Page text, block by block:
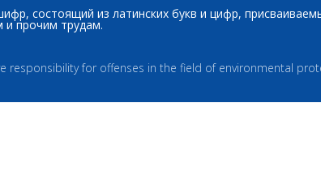
состоящий из латинских букв и цифр,
и прочим трудам.
responsibility for offenses in the field of environmental